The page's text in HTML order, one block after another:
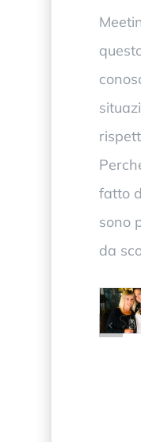
fatto
sono
da